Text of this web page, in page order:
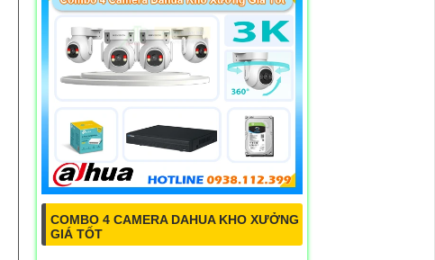
COMBO 4 CAMERA DAHUA KHO XƯỞNG
GIÁ TỐT